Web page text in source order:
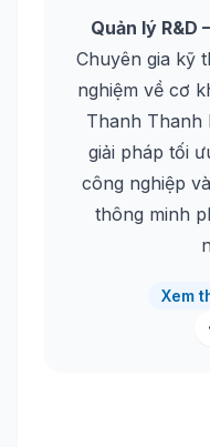
Quản lý R&D
Chuyên gia kỹ
nghiệm về cơ
Thanh Thanh
giải pháp tối
công nghiệp
thông minh
Xem